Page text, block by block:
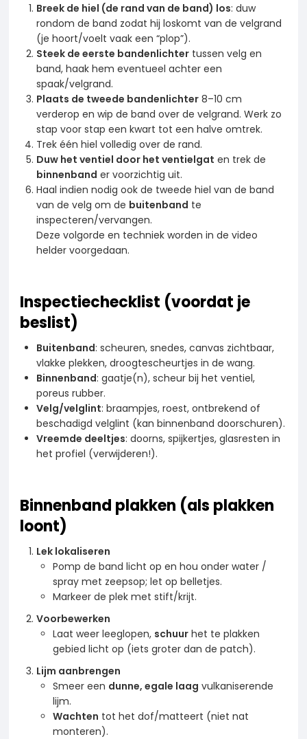
Breek de hiel (de rand van de band) los: duw
rondom de band zodat hij loskomt van de velgrand
(je hoort/voelt vaak een “plop”).
Steek de eerste bandenlichter tussen velg en
band, haak hem eventueel achter een
spaak/velgrand.
Plaats de tweede bandenlichter 8–10 cm
verderop en wip de band over de velgrand. Werk zo
stap voor stap een kwart tot een halve omtrek.
Trek één hiel volledig over de rand.
Duw het ventiel door het ventielgat en trek de
binnenband er voorzichtig uit.
Haal indien nodig ook de tweede hiel van de band
van de velg om de buitenband te
inspecteren/vervangen.
Deze volgorde en techniek worden in de video
helder voorgedaan.
Inspectiechecklist (voordat je
beslist)
Buitenband: scheuren, snedes, canvas zichtbaar,
vlakke plekken, droogtescheurtjes in de wang.
Binnenband: gaatje(n), scheur bij het ventiel,
poreus rubber.
Velg/velglint: braampjes, roest, ontbrekend of
beschadigd velglint (kan binnenband doorschuren).
Vreemde deeltjes: doorns, spijkertjes, glasresten in
het profiel (verwijderen!).
Binnenband plakken (als plakken
loont)
Lek lokaliseren
Pomp de band licht op en hou onder water /
spray met zeepsop; let op belletjes.
Markeer de plek met stift/krijt.
Voorbewerken
Laat weer leeglopen, schuur het te plakken
gebied licht op (iets groter dan de patch).
Lijm aanbrengen
Smeer een dunne, egale laag vulkaniserende
lijm.
Wachten tot het dof/matteert (niet nat
monteren).